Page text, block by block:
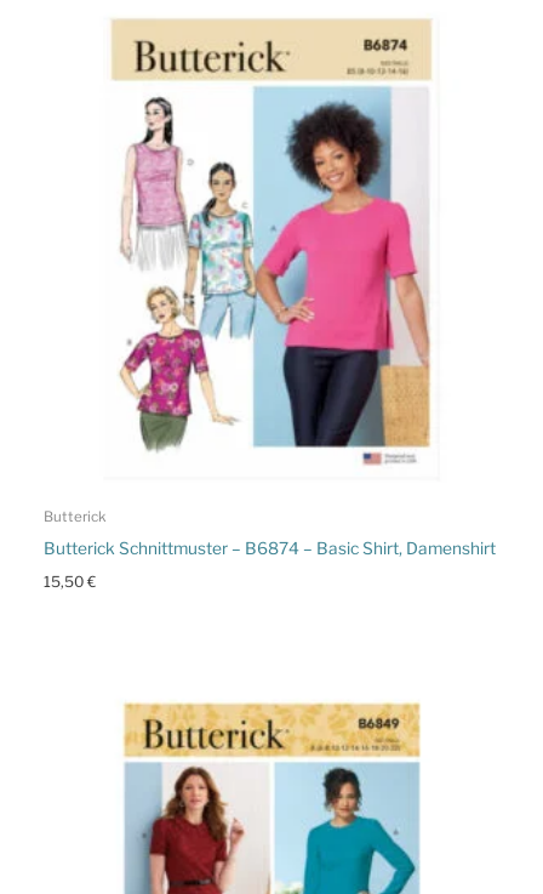
Butterick
Butterick Schnittmuster – B6874 – Basic Shirt, Damenshirt
15,50€